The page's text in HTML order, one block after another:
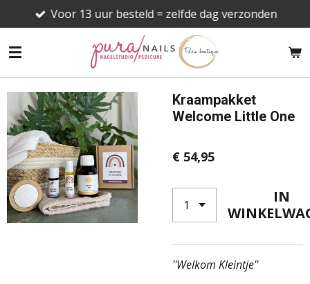
direct
naar
hoofdinhoud
Voor 13 uur besteld = zelfde dag verzonden
Kraampakket
Welcome Little One
€ 54,95
IN
''Welkom Kleintje''